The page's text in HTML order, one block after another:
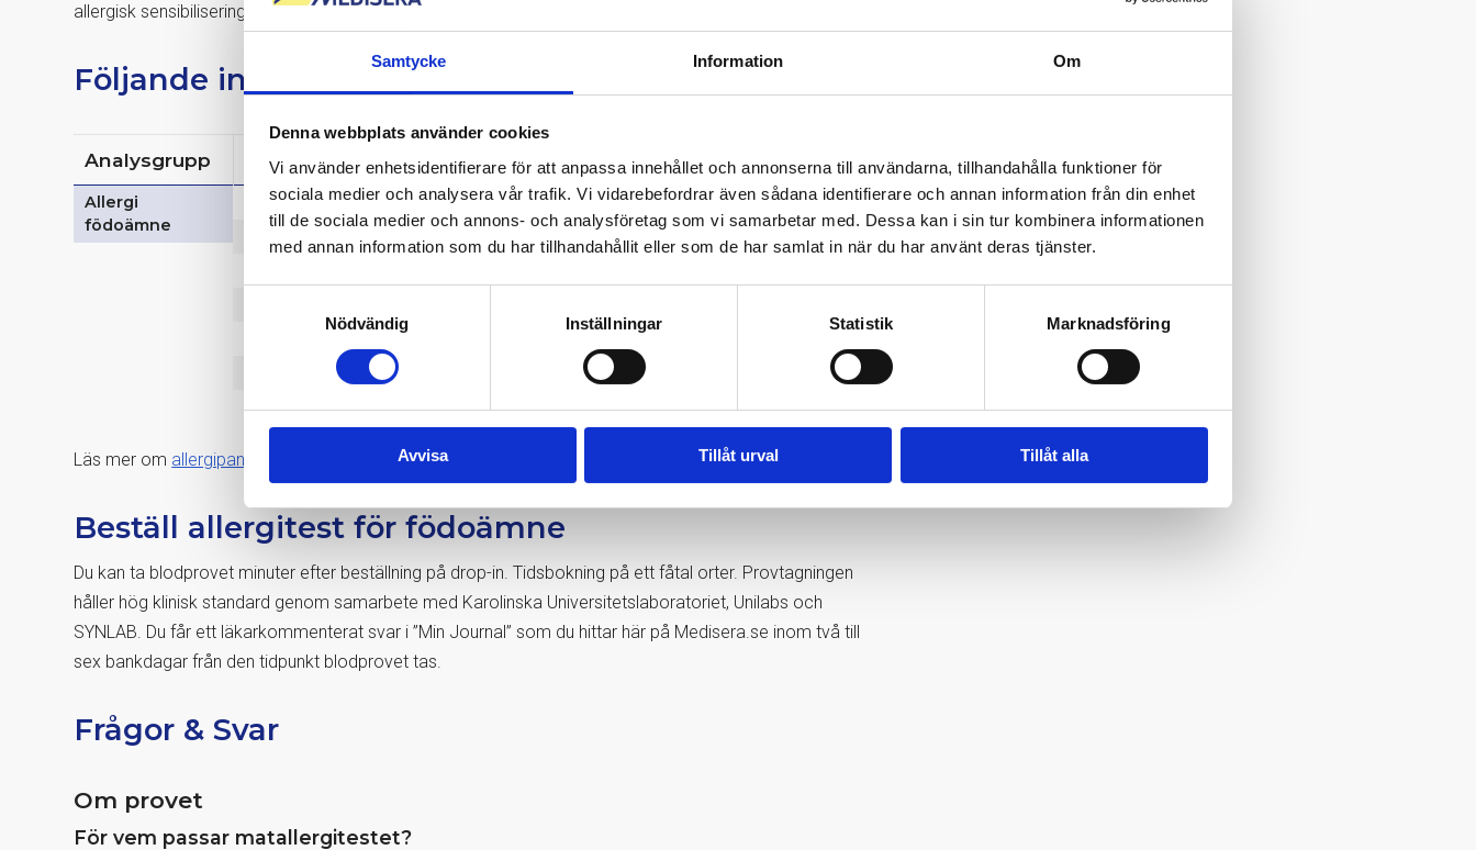
Samtycke Information Om
Denna webbplats använder cookies
Vi använder enhetsidentifierare för att anpassa innehållet och annonserna till användarna, tillhandahålla funktioner för
sociala medier och analysera vår trafik. Vi vidarebefordrar även sådana identifierare och annan information från din enhet
till de sociala medier och annons- och analysföretag som vi samarbetar med. Dessa kan i sin tur kombinera informationen
med annan information som du har tillhandahållit eller som de har samlat in när du har använt deras tjänster.
Nödvändig
Inställningar Statistik Marknadsföring
Avvisa Tillåt urval Tillåt alla
allergisk sensibilisering. Resultatet ska alltid tolkas tillsammans med symtom och klinisk bedömning.
Följande ingår
Analysgrupp Analys
Allergi
födoämne
Allergi äggvita
Allergi komjölk
Allergi sojaböna
Läs mer om allergipanelen för födoämne
Beställ allergitest för födoämne
Du kan ta blodprovet minuter efter beställning på drop-in. Tidsbokning på ett fåtal orter. Provtagningen
håller hög klinisk standard genom samarbete med Karolinska Universitetslaboratoriet, Unilabs och
SYNLAB. Du får ett läkarkommenterat svar i ”Min Journal” som du hittar här på Medisera.se inom två till
sex bankdagar från den tidpunkt blodprovet tas.
Frågor & Svar
Om provet
För vem passar matallergitestet?